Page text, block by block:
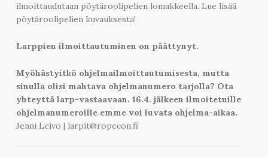
ilmoittaudutaan pöytäroolipelien lomakkeella. Lue lisää
pöytäroolipelien kuvauksesta!
Larppien ilmoittautuminen on päättynyt.
Myöhästyitkö ohjelmailmoittautumisesta, mutta
sinulla olisi mahtava ohjelmanumero tarjolla? Ota
yhteyttä larp-vastaavaan. 16.4. jälkeen ilmoitetuille
ohjelmanumeroille emme voi luvata ohjelma-aikaa.
Jenni Leivo | larpit@ropecon.fi